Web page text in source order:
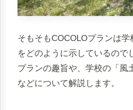
そもそもCOCOLOプランは学
をどのように示しているので
プランの趣旨や、学校の「風
などについて解説します。